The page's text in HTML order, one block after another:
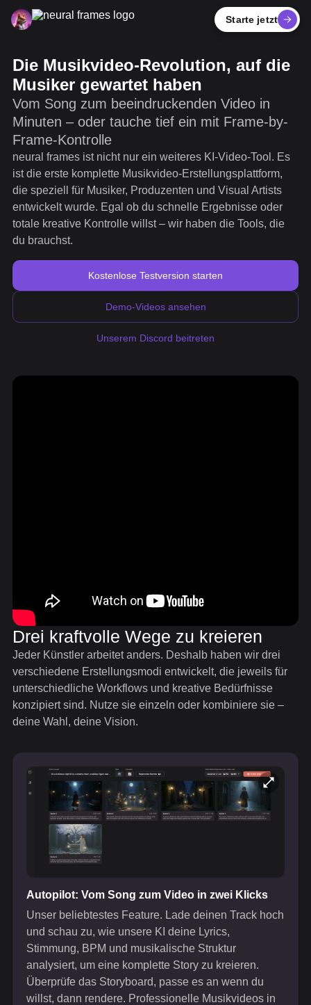
Starte jetzt
Die Musikvideo-Revolution, auf die
Musiker gewartet haben
Vom Song zum beeindruckenden Video in
Minuten – oder tauche tief ein mit Frame-by-
Frame-Kontrolle
neural frames ist nicht nur ein weiteres KI-Video-Tool. Es
ist die erste komplette Musikvideo-Erstellungsplattform,
die speziell für Musiker, Produzenten und Visual Artists
entwickelt wurde. Egal ob du schnelle Ergebnisse oder
totale kreative Kontrolle willst – wir haben die Tools, die
du brauchst.
Kostenlose Testversion starten
Demo-Videos ansehen
Unserem Discord beitreten
Drei kraftvolle Wege zu kreieren
Jeder Künstler arbeitet anders. Deshalb haben wir drei
verschiedene Erstellungsmodi entwickelt, die jeweils für
unterschiedliche Workflows und kreative Bedürfnisse
konzipiert sind. Nutze sie einzeln oder kombiniere sie –
deine Wahl, deine Vision.
Autopilot: Vom Song zum Video in zwei Klicks
Unser beliebtestes Feature. Lade deinen Track hoch
und schau zu, wie unsere KI deine Lyrics,
Stimmung, BPM und musikalische Struktur
analysiert, um eine komplette Story zu kreieren.
Überprüfe das Storyboard, passe es an wenn du
willst, dann rendere. Professionelle Musikvideos in